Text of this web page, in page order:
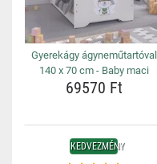
Gyerekágy ágyneműtartóval
140 x 70 cm - Baby maci
69570 Ft
KEDVEZMÉNY